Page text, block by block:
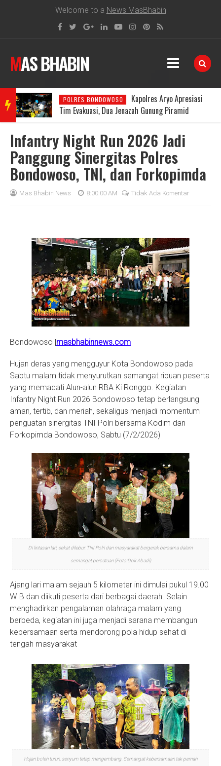
Welcome to a News MasBhabin
MAS BHABIN
BRE
AKIN
POLRES BONDOWOSO
Kapolres Aryo Apresiasi
Tim Evakuasi, Dua Jenazah Gunung Piramid
Infantry Night Run 2026 Jadi
Panggung Sinergitas Polres
Bondowoso, TNI, dan Forkopimda
Mas Bhabin News 8:00:00 AM Tidak Ada Komentar
Bondowoso |masbhabinnews.com
Hujan deras yang mengguyur Kota Bondowoso pada
Sabtu malam tidak menyurutkan semangat ribuan peserta
yang memadati Alun-alun RBA Ki Ronggo. Kegiatan
Infantry Night Run 2026 Bondowoso tetap berlangsung
aman, tertib, dan meriah, sekaligus menjadi momentum
penguatan sinergitas TNI Polri bersama Kodim dan
Forkopimda Bondowoso, Sabtu (7/2/2026)
Di lintasan lari, sekat dilebur. TNI Polri dan masyarakat bergerak bersama dalam
semangat persatuan (Foto:Dok.Abadi)
Ajang lari malam sejauh 5 kilometer ini dimulai pukul 19.00
WIB dan diikuti peserta dari berbagai daerah. Selain
menghadirkan pengalaman olahraga malam yang
berbeda, kegiatan ini juga menjadi sarana membangun
kebersamaan serta mendorong pola hidup sehat di
tengah masyarakat
Hujan boleh turun, senyum tetap mengembang. Semangat kebersamaan tak pernah